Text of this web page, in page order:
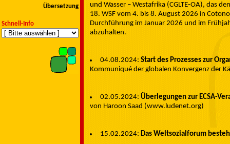
Übersetzung
Schnell-Info
und Wasser – Westafrika (CGLTE-OA), das
18. WSF vom 4. bis 8. August 2026 in
Durchführung im Januar 2026 und im
abzuhalten.
04.08.2024: Start des Prozesses zur
Kommuniqué der globalen Konvergenz der
02.05.2024: Überlegungen zur ECSA-
von Haroon Saad (www.ludenet.org)
15.02.2024: Das Weltsozialforum